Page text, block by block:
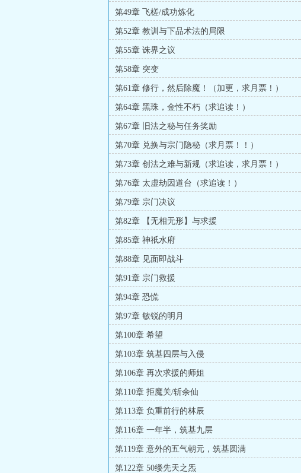
第49章 飞槎/成功炼化
第52章 教训与下品术法的局限
第55章 诛界之议
第58章 突变
第61章 修行，然后除魔！（加更，求月票！）
第64章 黑珠，金性不朽（求追读！）
第67章 旧法之秘与任务奖励
第70章 兑换与宗门隐秘（求月票！！）
第73章 创法之难与新规（求追读，求月票！）
第76章 太虚劫因道台（求追读！）
第79章 宗门决议
第82章 【无相无形】与求援
第85章 神祇水府
第88章 见面即战斗
第91章 宗门救援
第94章 恐慌
第97章 敏锐的明月
第100章 希望
第103章 筑基四层与入侵
第106章 再次求援的师姐
第110章 拒魔关/斩余仙
第113章 负重前行的林辰
第116章 一年半，筑基九层
第119章 意外的五气朝元，筑基圆满
第122章 50缕先天之炁